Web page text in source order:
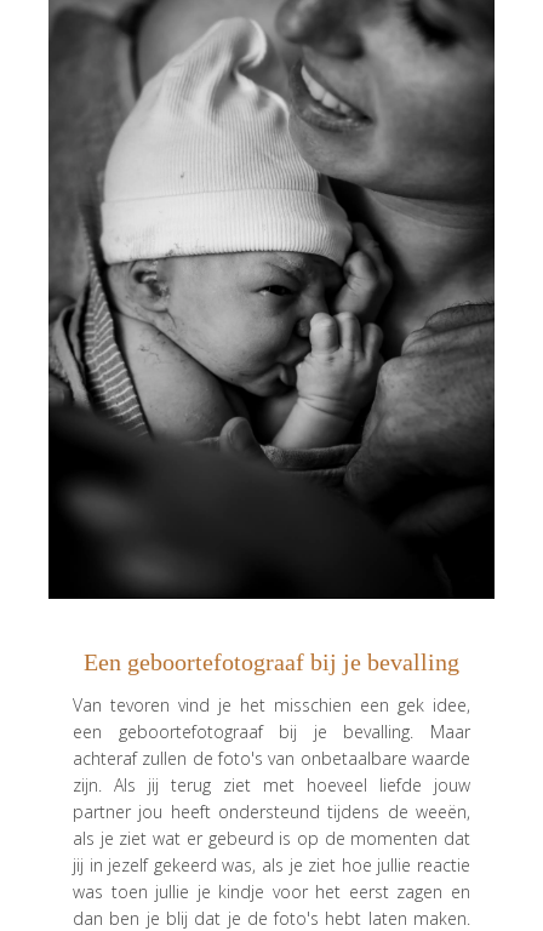
Een geboortefotograaf bij je bevalling
Van tevoren vind je het misschien een gek idee,
een geboortefotograaf bij je bevalling. Maar
achteraf zullen de foto's van onbetaalbare waarde
zijn. Als jij terug ziet met hoeveel liefde jouw
partner jou heeft ondersteund tijdens de weeën,
als je ziet wat er gebeurd is op de momenten dat
jij in jezelf gekeerd was, als je ziet hoe jullie reactie
was toen jullie je kindje voor het eerst zagen en
dan ben je blij dat je de foto's hebt laten maken.